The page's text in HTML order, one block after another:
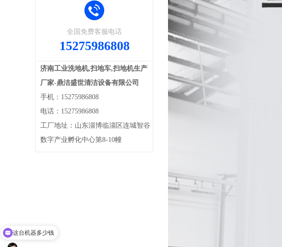
全国免费客服电话
15275986808
济南工业洗地机,扫地车,扫地机生产
厂家-鼎洁盛世清洁设备有限公司
手机：15275986808
电话：15275986808
工厂地址：山东淄博临淄区连城智谷
数字产业孵化中心第8-10幢
经销网点